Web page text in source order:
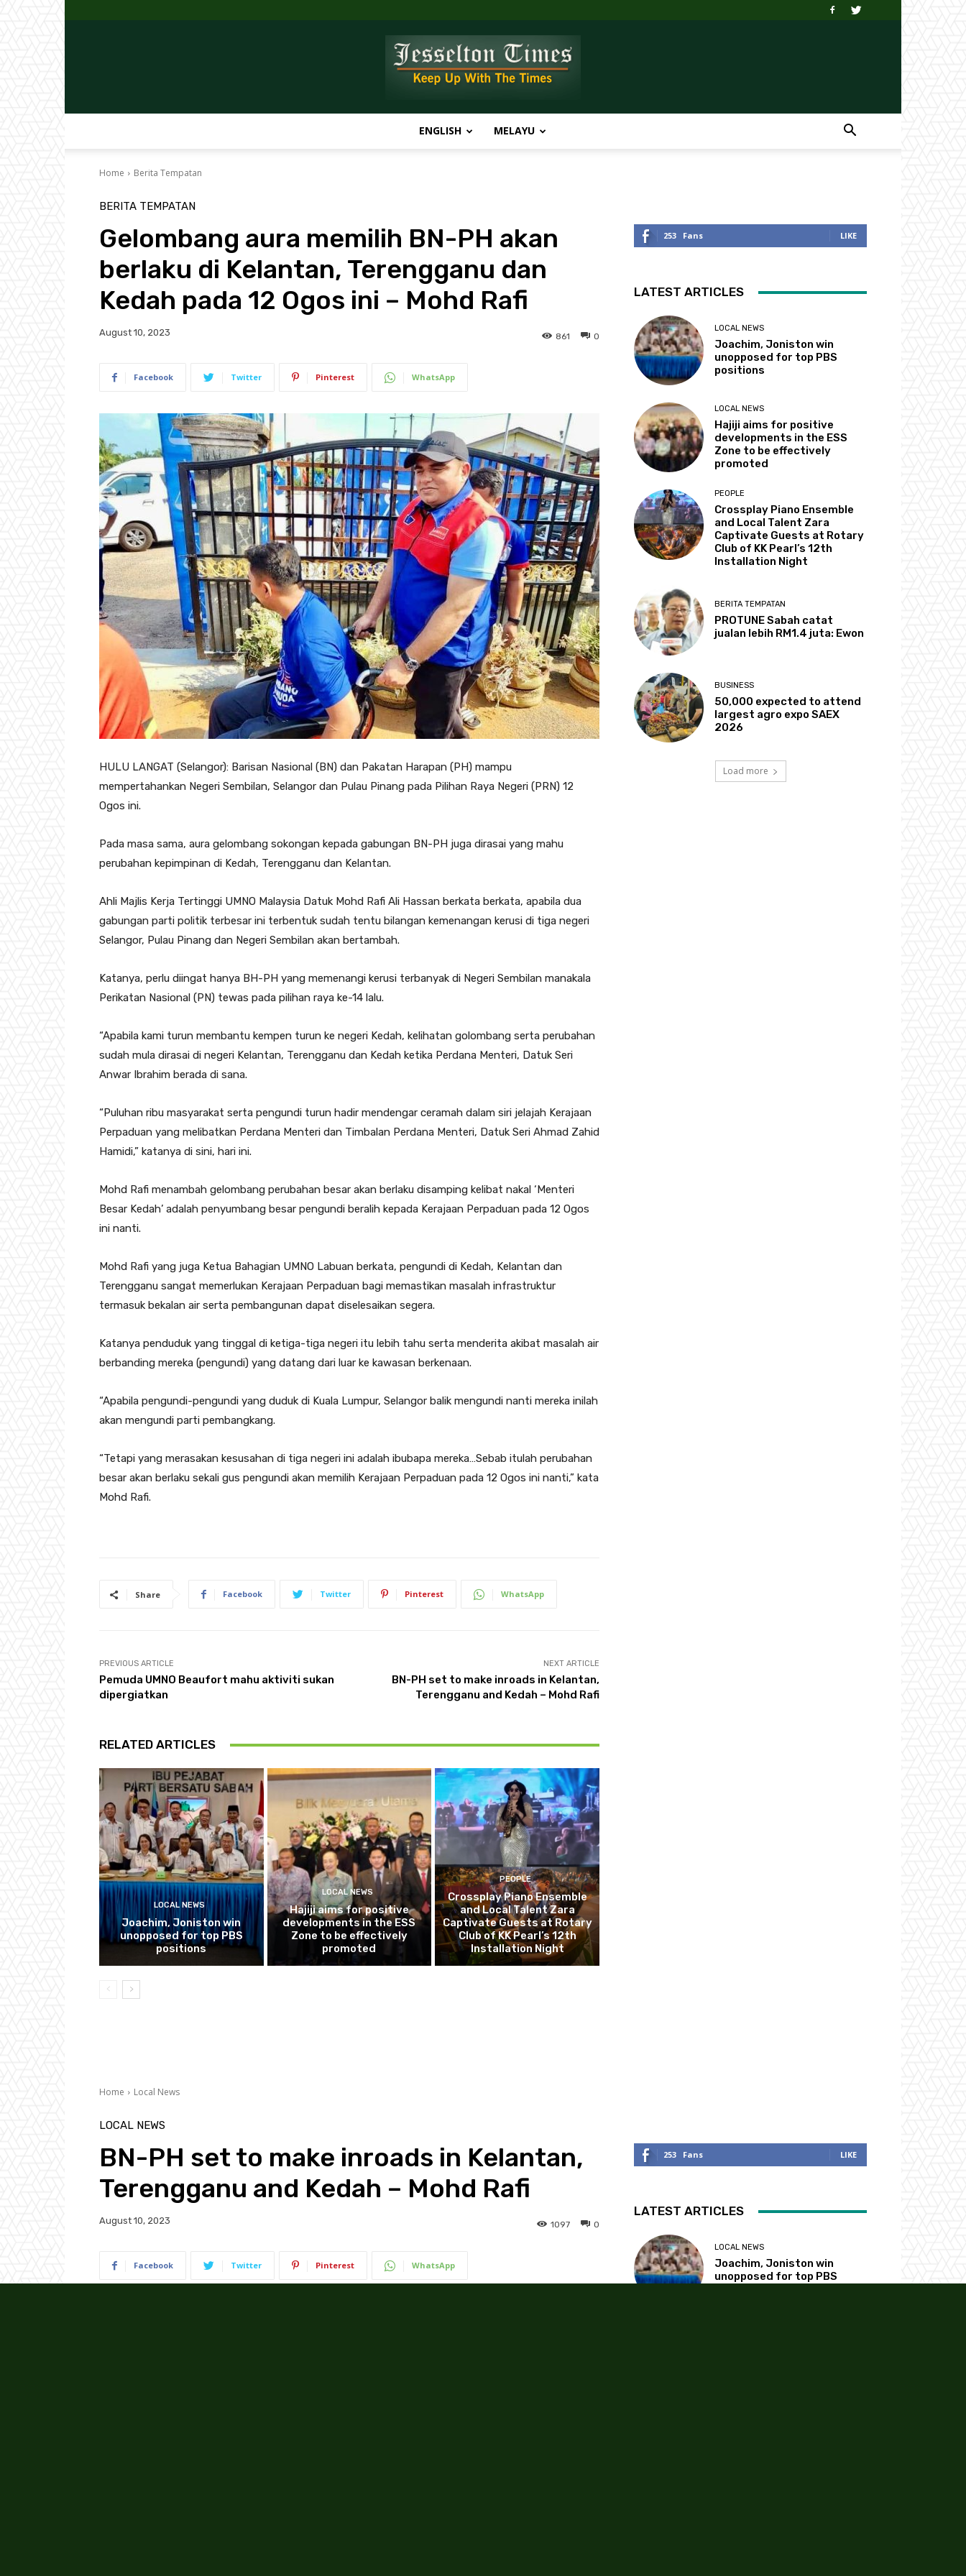
Times
ENGLISH MELAYU
Home Berita Tempatan
BERITA TEMPATAN
Gelombang aura memilih BN-PH akan
berlaku di Kelantan, Terengganu dan
Kedah pada 12 Ogos ini – Mohd Rafi
August 10, 2023 0
861
Facebook Twitter Pinterest WhatsApp
HULU LANGAT (Selangor): Barisan Nasional (BN) dan Pakatan Harapan (PH) mampu
mempertahankan Negeri Sembilan, Selangor dan Pulau Pinang pada Pilihan Raya Negeri (PRN) 12
Ogos ini.
Pada masa sama, aura gelombang sokongan kepada gabungan BN-PH juga dirasai yang mahu
perubahan kepimpinan di Kedah, Terengganu dan Kelantan.
Ahli Majlis Kerja Tertinggi UMNO Malaysia Datuk Mohd Rafi Ali Hassan berkata berkata, apabila dua
gabungan parti politik terbesar ini terbentuk sudah tentu bilangan kemenangan kerusi di tiga negeri
Selangor, Pulau Pinang dan Negeri Sembilan akan bertambah.
Katanya, perlu diingat hanya BH-PH yang memenangi kerusi terbanyak di Negeri Sembilan manakala
Perikatan Nasional (PN) tewas pada pilihan raya ke-14 lalu.
“Apabila kami turun membantu kempen turun ke negeri Kedah, kelihatan golombang serta perubahan
sudah mula dirasai di negeri Kelantan, Terengganu dan Kedah ketika Perdana Menteri, Datuk Seri
Anwar Ibrahim berada di sana.
“Puluhan ribu masyarakat serta pengundi turun hadir mendengar ceramah dalam siri jelajah Kerajaan
Perpaduan yang melibatkan Perdana Menteri dan Timbalan Perdana Menteri, Datuk Seri Ahmad Zahid
Hamidi,” katanya di sini, hari ini.
Mohd Rafi menambah gelombang perubahan besar akan berlaku disamping kelibat nakal ‘Menteri
Besar Kedah’ adalah penyumbang besar pengundi beralih kepada Kerajaan Perpaduan pada 12 Ogos
ini nanti.
Mohd Rafi yang juga Ketua Bahagian UMNO Labuan berkata, pengundi di Kedah, Kelantan dan
Terengganu sangat memerlukan Kerajaan Perpaduan bagi memastikan masalah infrastruktur
termasuk bekalan air serta pembangunan dapat diselesaikan segera.
Katanya penduduk yang tinggal di ketiga-tiga negeri itu lebih tahu serta menderita akibat masalah air
berbanding mereka (pengundi) yang datang dari luar ke kawasan berkenaan.
“Apabila pengundi-pengundi yang duduk di Kuala Lumpur, Selangor balik mengundi nanti mereka inilah
akan mengundi parti pembangkang.
“Tetapi yang merasakan kesusahan di tiga negeri ini adalah ibubapa mereka…Sebab itulah perubahan
besar akan berlaku sekali gus pengundi akan memilih Kerajaan Perpaduan pada 12 Ogos ini nanti,” kata
Mohd Rafi.
Share Facebook Twitter Pinterest WhatsApp
PREVIOUS ARTICLE
Pemuda UMNO Beaufort mahu aktiviti sukan
dipergiatkan
NEXT ARTICLE
BN-PH set to make inroads in Kelantan,
Terengganu and Kedah – Mohd Rafi
RELATED ARTICLES
LOCAL NEWS
Joachim, Joniston win
unopposed for top PBS
positions
LOCAL NEWS
Hajiji aims for positive
developments in the ESS
Zone to be effectively
promoted
PEOPLE
Crossplay Piano Ensemble
and Local Talent Zara
Captivate Guests at Rotary
Club of KK Pearl’s 12th
Installation Night
253 Fans LIKE
LATEST ARTICLES
LOCAL NEWS
Joachim, Joniston win
unopposed for top PBS
positions
LOCAL NEWS
Hajiji aims for positive
developments in the ESS
Zone to be effectively
promoted
PEOPLE
Crossplay Piano Ensemble
and Local Talent Zara
Captivate Guests at Rotary
Club of KK Pearl’s 12th
Installation Night
BERITA TEMPATAN
PROTUNE Sabah catat
jualan lebih RM1.4 juta: Ewon
BUSINESS
50,000 expected to attend
largest agro expo SAEX
2026
Load more